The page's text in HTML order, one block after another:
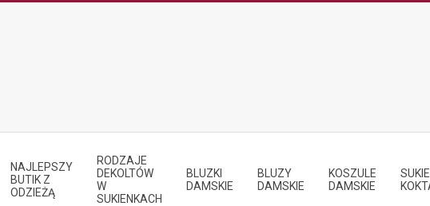
NAJLEPSZY
BUTIK Z
ODZIEŻĄ
RODZAJE
DEKOLTÓW
W
SUKIENKACH
BLUZKI
DAMSKIE
BLUZY
DAMSKIE
KOSZULE
DAMSKIE